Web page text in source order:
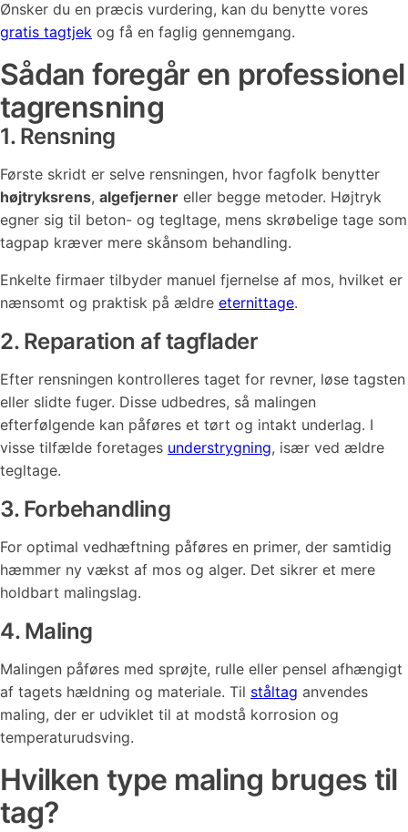
Ønsker du en præcis vurdering, kan du benytte vores
gratis tagtjek og få en faglig gennemgang.
Sådan foregår en professionel
tagrensning
1. Rensning
Første skridt er selve rensningen, hvor fagfolk benytter
højtryksrens, algefjerner eller begge metoder. Højtryk
egner sig til beton- og tegltage, mens skrøbelige tage som
tagpap kræver mere skånsom behandling.
Enkelte firmaer tilbyder manuel fjernelse af mos, hvilket er
nænsomt og praktisk på ældre eternittage.
2. Reparation af tagflader
Efter rensningen kontrolleres taget for revner, løse tagsten
eller slidte fuger. Disse udbedres, så malingen
efterfølgende kan påføres et tørt og intakt underlag. I
visse tilfælde foretages understrygning, især ved ældre
tegltage.
3. Forbehandling
For optimal vedhæftning påføres en primer, der samtidig
hæmmer ny vækst af mos og alger. Det sikrer et mere
holdbart malingslag.
4. Maling
Malingen påføres med sprøjte, rulle eller pensel afhængigt
af tagets hældning og materiale. Til ståltag anvendes
maling, der er udviklet til at modstå korrosion og
temperaturudsving.
Hvilken type maling bruges til
tag?